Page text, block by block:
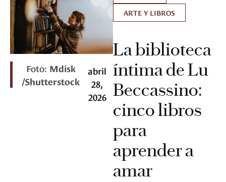
Foto: Mdisk
/Shutterstock
abril
28,
2026
ARTE Y LIBROS
La biblioteca
íntima de Lu
Beccassino:
cinco libros
para
aprender a
amar